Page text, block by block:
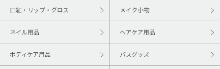
口紅・リップ・グロス メイク小物
ネイル用品 ヘアケア用品
ボディケア用品 バスグッズ